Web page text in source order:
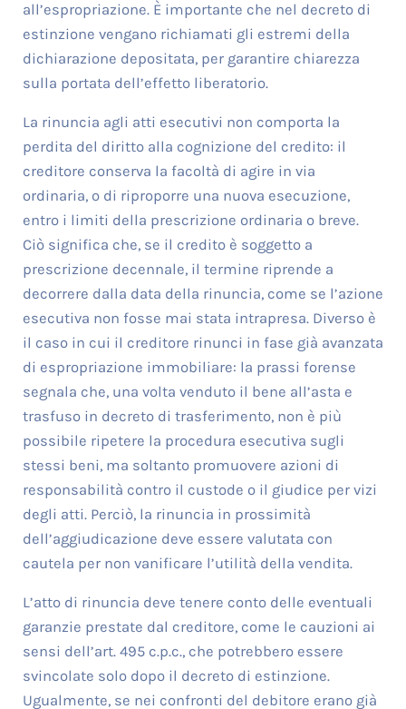
all’espropriazione. È importante che nel decreto di
estinzione vengano richiamati gli estremi della
dichiarazione depositata, per garantire chiarezza
sulla portata dell’effetto liberatorio.
La rinuncia agli atti esecutivi non comporta la
perdita del diritto alla cognizione del credito: il
creditore conserva la facoltà di agire in via
ordinaria, o di riproporre una nuova esecuzione,
entro i limiti della prescrizione ordinaria o breve.
Ciò significa che, se il credito è soggetto a
prescrizione decennale, il termine riprende a
decorrere dalla data della rinuncia, come se l’azione
esecutiva non fosse mai stata intrapresa. Diverso è
il caso in cui il creditore rinunci in fase già avanzata
di espropriazione immobiliare: la prassi forense
segnala che, una volta venduto il bene all’asta e
trasfuso in decreto di trasferimento, non è più
possibile ripetere la procedura esecutiva sugli
stessi beni, ma soltanto promuovere azioni di
responsabilità contro il custode o il giudice per vizi
degli atti. Perciò, la rinuncia in prossimità
dell’aggiudicazione deve essere valutata con
cautela per non vanificare l’utilità della vendita.
L’atto di rinuncia deve tenere conto delle eventuali
garanzie prestate dal creditore, come le cauzioni ai
sensi dell’art. 495 c.p.c., che potrebbero essere
svincolate solo dopo il decreto di estinzione.
Ugualmente, se nei confronti del debitore erano già